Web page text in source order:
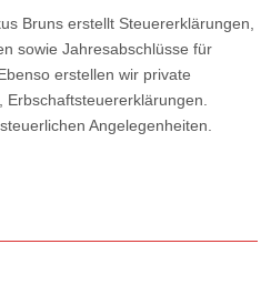
Bruns erstellt Steuererklärungen,
sowie Jahresabschlüsse für
erstellen wir private
Angelegenheiten.